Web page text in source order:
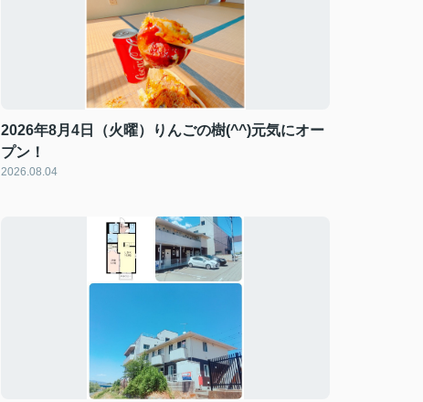
2026年8月4日（火曜）りんごの樹(^^)元気にオー
プン！
2026.08.04